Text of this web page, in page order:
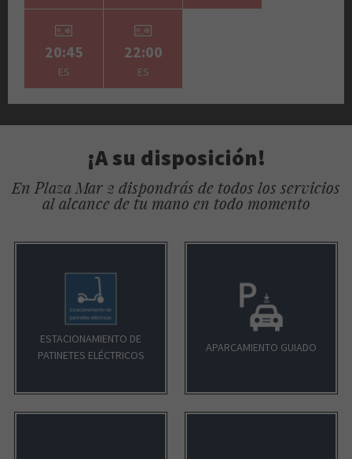
20:45
ES
22:00
ES
¡A su disposición!
En Plaza Mar 2 dispondrás de todos los servicios
al alcance de tu mano en todo momento
ESTACIONAMIENTO DE
PATINETES ELÉCTRICOS
APARCAMIENTO GUIADO